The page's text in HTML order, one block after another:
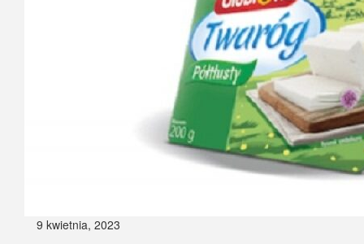
9 kwietnia, 2023